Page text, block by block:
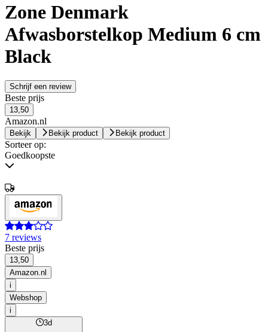
Zone Denmark
Afwasborstelkop Medium 6 cm
Black
Schrijf een review
Beste prijs
13,50
Amazon.nl
Bekijk Bekijk product Bekijk product
Sorteer op:
Goedkoopste
7 reviews
Beste prijs
13,50
Amazon.nl
i
Webshop
i
3d